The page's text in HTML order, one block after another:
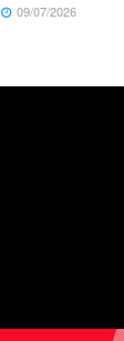
09/07/2026